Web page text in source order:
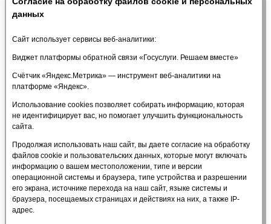
Образование
Педагогический состав
Материально-техническое обеспечение и
оснащенность образовательного процесса.
Стипендии и меры поддержки обучающихся
Платные образовательные услуги
Финансово-хозяйственная деятельность
Вакантные места для приема (перевода)
обучающихся
Организация питания в образовательной
организации
Платные услуги
Политика в отношении обработки персональных
данных
Антидопинг
Расписание тренировок
данных
Сайт использует сервисы веб-аналитики:
Виджет платформы обратной связи «Госуслуги. Решаем вместе»
Счётчик «Яндекс.Метрика» — инструмент веб-аналитики на
платформе «Яндекс».
Использование cookies позволяет собирать информацию, которая
не идентифицирует вас, но помогает улучшить функциональность
сайта.
Продолжая использовать наш сайт, вы даете согласие на обработку
файлов cookie и пользовательских данных, которые могут включать
информацию о вашем местоположении, типе и версии
операционной системы и браузера, типе устройства и разрешении
его экрана, источнике перехода на наш сайт, языке системы и
браузера, посещаемых страницах и действиях на них, а также IP-
адрес.